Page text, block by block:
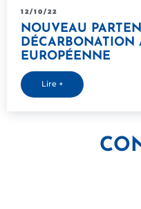
12/10/22
NOUVEAU
DÉCARBONATION
EUROPÉENNE
Lire +